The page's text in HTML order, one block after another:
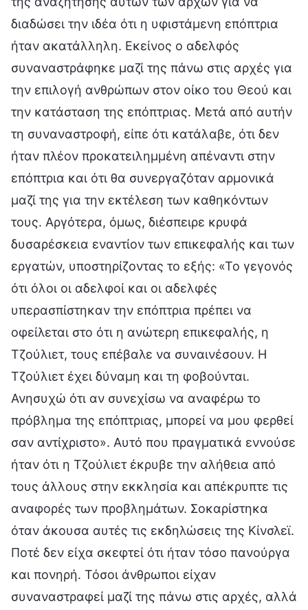
διαδώσει την ιδέα ότι η υφιστάμενη επόπτρια
ήταν ακατάλληλη. Εκείνος ο αδελφός
συναναστράφηκε μαζί της πάνω στις αρχές για
την επιλογή ανθρώπων στον οίκο του Θεού και
την κατάσταση της επόπτριας. Μετά από αυτήν
τη συναναστροφή, είπε ότι κατάλαβε, ότι δεν
ήταν πλέον προκατειλημμένη απέναντι στην
επόπτρια και ότι θα συνεργαζόταν αρμονικά
μαζί της για την εκτέλεση των καθηκόντων
τους. Αργότερα, όμως, διέσπειρε κρυφά
δυσαρέσκεια εναντίον των επικεφαλής και των
εργατών, υποστηρίζοντας το εξής: «Το γεγονός
ότι όλοι οι αδελφοί και οι αδελφές
υπερασπίστηκαν την επόπτρια πρέπει να
οφείλεται στο ότι η ανώτερη επικεφαλής, η
Τζούλιετ, τους επέβαλε να συναινέσουν. Η
Τζούλιετ έχει δύναμη και τη φοβούνται.
Ανησυχώ ότι αν συνεχίσω να αναφέρω το
πρόβλημα της επόπτριας, μπορεί να μου φερθεί
σαν αντίχριστο». Αυτό που πραγματικά εννούσε
ήταν ότι η Τζούλιετ έκρυβε την αλήθεια από
τους άλλους στην εκκλησία και απέκρυπτε τις
αναφορές των προβλημάτων. Σοκαρίστηκα
όταν άκουσα αυτές τις εκδηλώσεις της Κίνσλεϊ.
Ποτέ δεν είχα σκεφτεί ότι ήταν τόσο πανούργα
και πονηρή. Τόσοι άνθρωποι είχαν
συναναστραφεί μαζί της πάνω στις αρχές, αλλά